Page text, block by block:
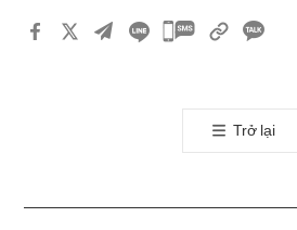
카
톡
공
기
Trở lại